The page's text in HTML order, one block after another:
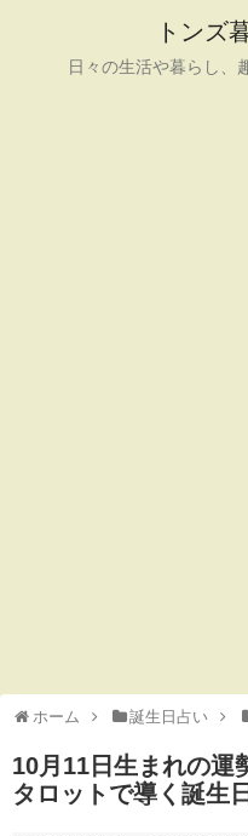
トンズ
日々の生活や暮らし、
ホーム 誕生日占い
10月11日生まれの運
タロットで導く誕生